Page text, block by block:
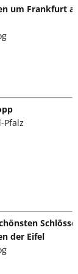
um Frankfurt am
Pfalz
Schlösser
der Eifel